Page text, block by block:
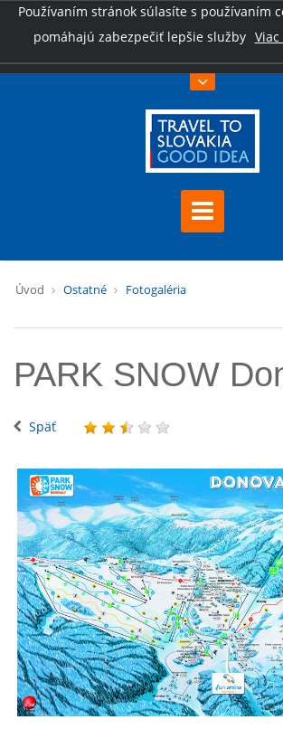
Používaním stránok súlasíte s používaním
pomáhajú zabezpečiť lepšie služby
Úvod Ostatné Fotogaléria
PARK SNOW
Späť